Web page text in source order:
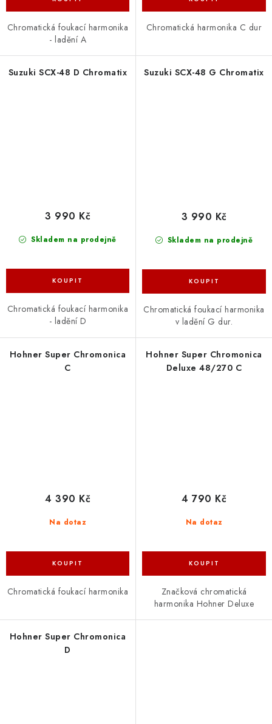
Chromatická foukací harmonika
- ladění A
Chromatická harmonika C dur
Suzuki SCX-48 D Chromatix
Skladem na prodejně
3 990 Kč
Chromatická foukací harmonika
- ladění D
Suzuki SCX-48 G Chromatix
Skladem na prodejně
3 990 Kč
Chromatická foukací harmonika
v ladění G dur.
Hohner Super Chromonica
C
Na dotaz
4 390 Kč
Chromatická foukací harmonika
Hohner Super Chromonica
Deluxe 48/270 C
Na dotaz
4 790 Kč
Značková chromatická
harmonika Hohner Deluxe
Hohner Super Chromonica
D